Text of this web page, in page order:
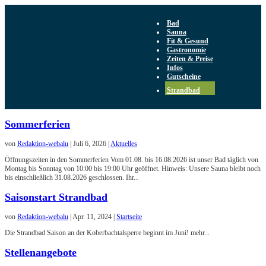
Bad
Sauna
Fit & Gesund
Gastronomie
Zeiten & Preise
Infos
Gutscheine
Strandbad
Sommerferien
von Redaktion-webalu | Juli 6, 2026 |Aktuelles
Öffnungszeiten in den Sommerferien Vom 01.08. bis 16.08.2026 ist unser Bad täglich von
Montag bis Sonntag von 10:00 bis 19:00 Uhr geöffnet. Hinweis: Unsere Sauna bleibt noch
bis einschließlich 31.08.2026 geschlossen. Ihr...
Saisonstart Strandbad
von Redaktion-webalu | Apr. 11, 2024 | Startseite
Die Strandbad Saison an der Koberbachtalsperre beginnt im Juni! mehr...
Stellenangebote